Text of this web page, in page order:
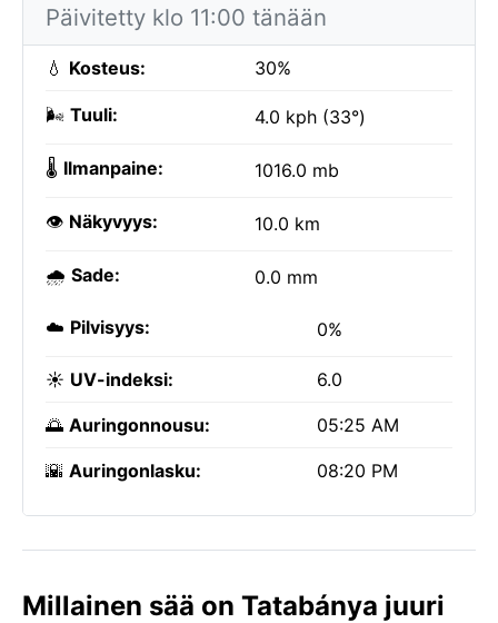
Päivitetty klo 11:00 tänään
💧 Kosteus: 30%
🌬️ Tuuli: 4.0 kph (33°)
🌡️ Ilmanpaine: 1016.0 mb
👁️ Näkyvyys: 10.0 km
🌧️ Sade: 0.0 mm
☁️ Pilvisyys: 0%
☀️ UV-indeksi: 6.0
🌅 Auringonnousu: 05:25 AM
🌇 Auringonlasku: 08:20 PM
Millainen sää on Tatabánya juuri